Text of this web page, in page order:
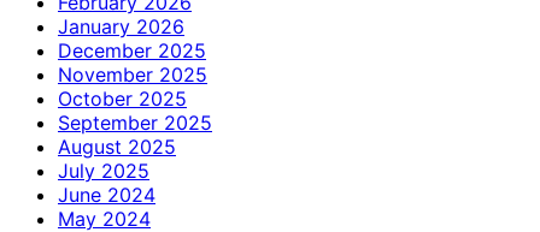
January 2026
December 2025
November 2025
October 2025
September 2025
August 2025
July 2025
June 2024
May 2024